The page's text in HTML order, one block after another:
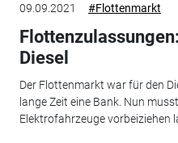
09.09.2021 #Flottenmarkt
Diesel
Der Flottenmarkt war für den
lange Zeit eine Bank. Nun
Elektrofahrzeuge vorbeiziehen